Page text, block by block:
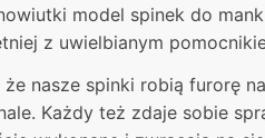
model spinek do
z uwielbianym
że nasze spinki robią furorę
Każdy też zdaje sobie